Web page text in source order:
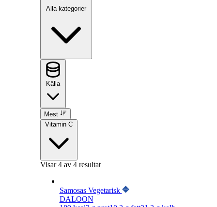
Alla kategorier
Källa
Mest
Vitamin C
Visar4av 4 resultat
Samosas Vegetarisk
DALOON